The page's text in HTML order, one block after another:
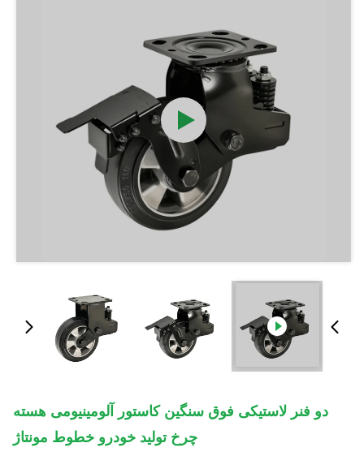
دو فنر لاستیکی فوق سنگین کاستور آلومینیومی هسته
چرخ تولید خودرو خطوط مونتاژ